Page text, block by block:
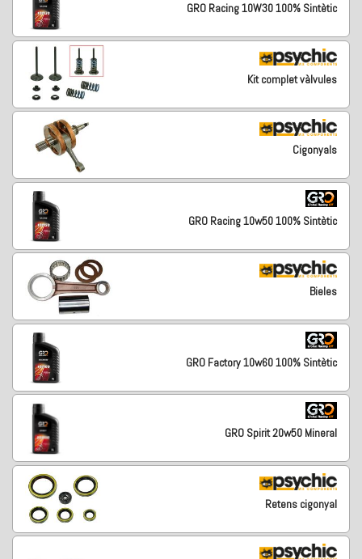
GRO Racing 10W30 100% Sintètic
Kit complet vàlvules
Cigonyals
GRO Racing 10w50 100% Sintètic
Bieles
GRO Factory 10w60 100% Sintètic
GRO Spirit 20w50 Mineral
Retens cigonyal